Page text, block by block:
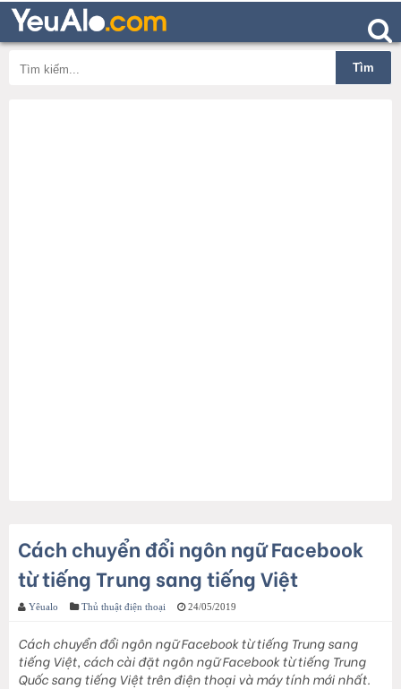
Cách chuyển đổi ngôn ngữ Facebook
từ tiếng Trung sang tiếng Việt
Yêualo Thủ thuật điện thoại 24/05/2019
Cách chuyển đổi ngôn ngữ Facebook từ tiếng Trung sang
tiếng Việt, cách cài đặt ngôn ngữ Facebook từ tiếng Trung
Quốc sang tiếng Việt trên điện thoại và máy tính mới nhất.